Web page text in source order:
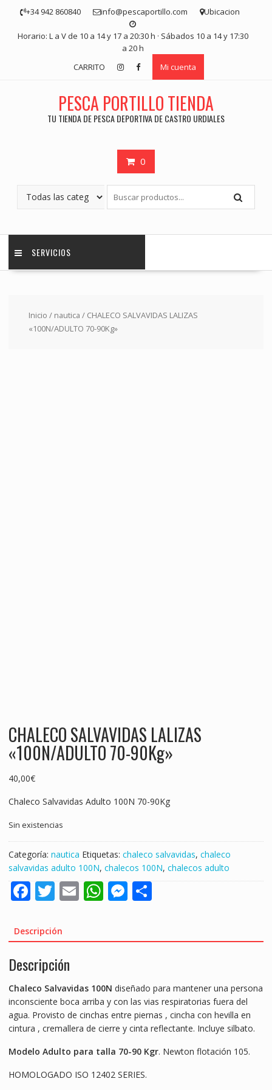
contenido
+34 942 860840 info@pescaportillo.com Ubicacion
Horario: L a V de 10 a 14 y 17 a 20:30 h · Sábados 10 a 14 y 17:30
a 20 h
CARRITO
Mi cuenta
PESCA PORTILLO TIENDA
TU TIENDA DE PESCA DEPORTIVA DE CASTRO URDIALES
0
SERVICIOS
Inicio / nautica / CHALECO SALVAVIDAS LALIZAS
«100N/ADULTO 70-90Kg»
CHALECO SALVAVIDAS LALIZAS
«100N/ADULTO 70-90Kg»
40,00€
Chaleco Salvavidas Adulto 100N 70-90Kg
Sin existencias
Categoría: nautica Etiquetas: chaleco salvavidas, chaleco
salvavidas adulto 100N, chalecos 100N, chalecos adulto
F
e
b
o
o
k
T
itt
er
E
l
W
s
p
p
M
e
g
er
S
e
Descripción
Descripción
Chaleco Salvavidas 100N diseñado para mantener una persona
inconsciente boca arriba y con las vias respiratorias fuera del
agua. Provisto de cinchas entre piernas , cincha con hevilla en
cintura , cremallera de cierre y cinta reflectante. Incluye silbato.
Modelo Adulto para talla 70-90 Kgr. Newton flotación 105.
HOMOLOGADO ISO 12402 SERIES.